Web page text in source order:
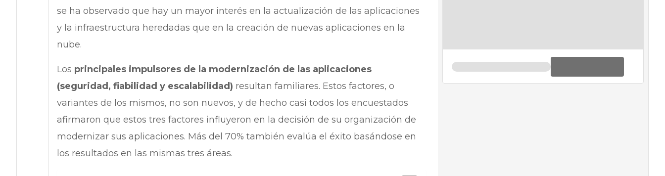
se ha observado que hay un mayor interés en la actualización de las aplicaciones
y la infraestructura heredadas que en la creación de nuevas aplicaciones en la
nube.
Los principales impulsores de la modernización de las aplicaciones
(seguridad, fiabilidad y escalabilidad) resultan familiares. Estos factores, o
variantes de los mismos, no son nuevos, y de hecho casi todos los encuestados
afirmaron que estos tres factores influyeron en la decisión de su organización de
modernizar sus aplicaciones. Más del 70% también evalúa el éxito basándose en
los resultados en las mismas tres áreas.